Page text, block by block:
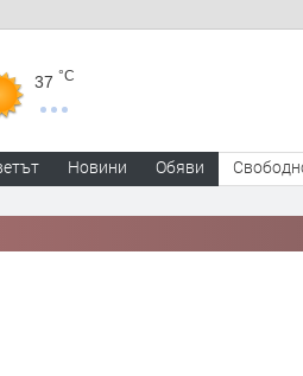
37 °C
Новини Обяви